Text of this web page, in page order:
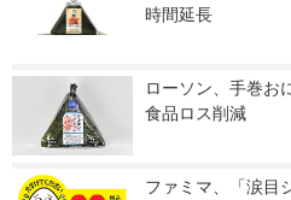
時間延長
ローソン、手巻お
食品ロス削減
ファミマ、「涙目